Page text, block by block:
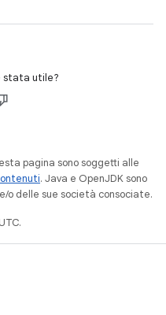
stata utile?
pagina sono soggetti alle
. Java e OpenJDK sono
delle sue società consociate.